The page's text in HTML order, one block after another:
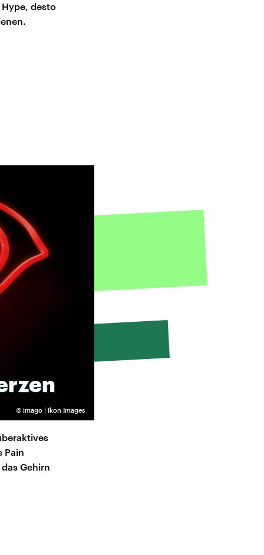
desto
© imago | Ikon Images
Pain
Gehirn